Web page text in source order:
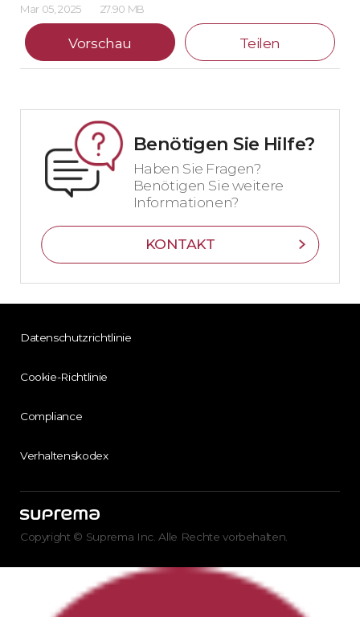
Mar 05, 2025 27.90 MB
Vorschau Teilen
Benötigen Sie Hilfe?
Haben Sie Fragen?
Benötigen Sie weitere
Informationen?
KONTAKT
Datenschutzrichtlinie
Cookie-Richtlinie
Compliance
Verhaltenskodex
Copyright © Suprema Inc. Alle Rechte vorbehalten.